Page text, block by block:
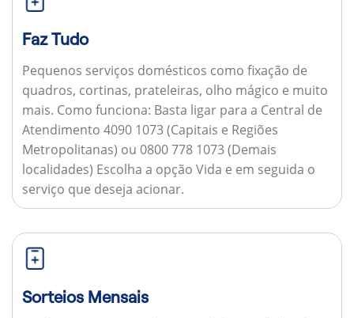
Faz Tudo
Pequenos serviços domésticos como fixação de
quadros, cortinas, prateleiras, olho mágico e muito
mais. Como funciona: Basta ligar para a Central de
Atendimento 4090 1073 (Capitais e Regiões
Metropolitanas) ou 0800 778 1073 (Demais
localidades) Escolha a opção Vida e em seguida o
serviço que deseja acionar.
Sorteios Mensais